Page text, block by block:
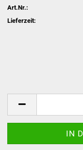
Art.Nr.:
Lieferzeit: